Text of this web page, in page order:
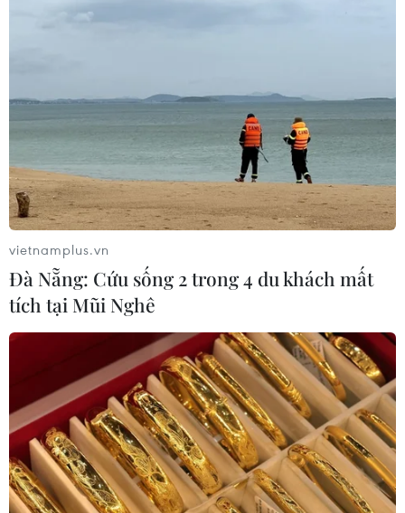
vietnamplus.vn
Đà Nẵng: Cứu sống 2 trong 4 du khách mất
tích tại Mũi Nghê